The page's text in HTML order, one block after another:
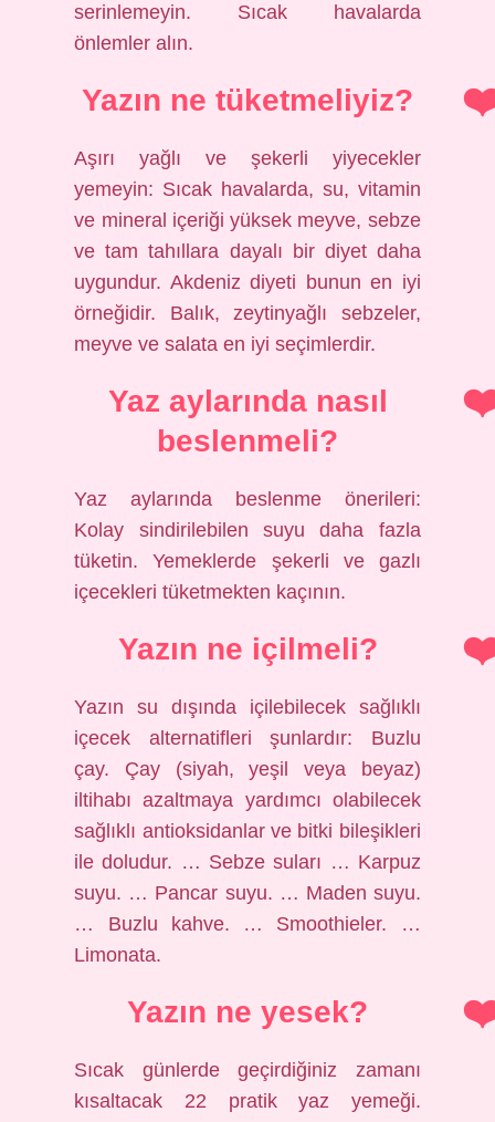
serinlemeyin. Sıcak havalarda
önlemler alın.
Yazın ne tüketmeliyiz?
Aşırı yağlı ve şekerli yiyecekler
yemeyin: Sıcak havalarda, su, vitamin
ve mineral içeriği yüksek meyve, sebze
ve tam tahıllara dayalı bir diyet daha
uygundur. Akdeniz diyeti bunun en iyi
örneğidir. Balık, zeytinyağlı sebzeler,
meyve ve salata en iyi seçimlerdir.
Yaz aylarında nasıl
beslenmeli?
Yaz aylarında beslenme önerileri:
Kolay sindirilebilen suyu daha fazla
tüketin. Yemeklerde şekerli ve gazlı
içecekleri tüketmekten kaçının.
Yazın ne içilmeli?
Yazın su dışında içilebilecek sağlıklı
içecek alternatifleri şunlardır: Buzlu
çay. Çay (siyah, yeşil veya beyaz)
iltihabı azaltmaya yardımcı olabilecek
sağlıklı antioksidanlar ve bitki bileşikleri
ile doludur. … Sebze suları … Karpuz
suyu. … Pancar suyu. … Maden suyu.
… Buzlu kahve. … Smoothieler. …
Limonata.
Yazın ne yesek?
Sıcak günlerde geçirdiğiniz zamanı
kısaltacak 22 pratik yaz yemeği.